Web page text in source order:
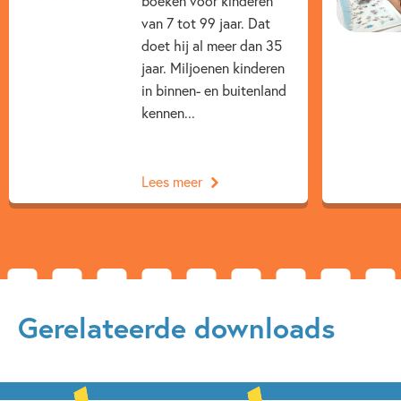
Familie & gezin
Op & rond school
Woorden & taal
Paul van Loon
van 7 tot 99 jaar. Dat
doet hij al meer dan 35
jaar. Miljoenen kinderen
in binnen- en buitenland
kennen...
Lees meer
Gerelateerde downloads